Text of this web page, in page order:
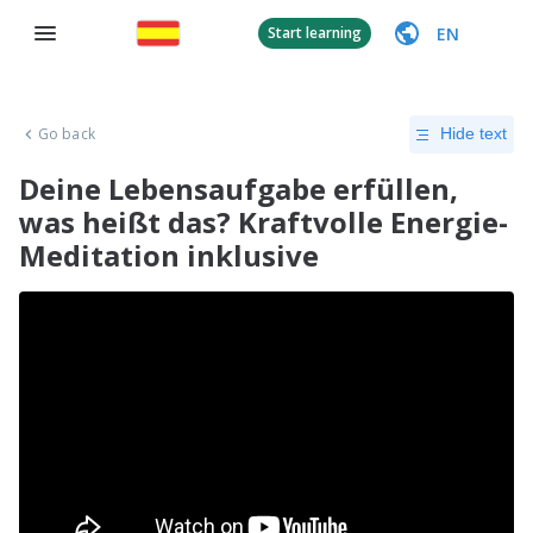
Start learning EN
Go back Hide text
Deine Lebensaufgabe erfüllen,
was heißt das? Kraftvolle Energie-
Meditation inklusive